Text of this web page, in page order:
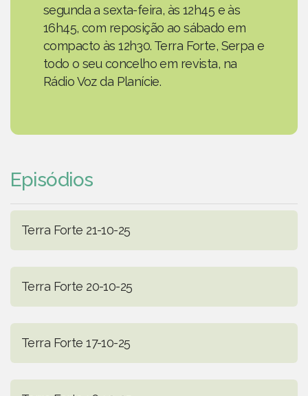
segunda a sexta-feira, às 12h45 e às
16h45, com reposição ao sábado em
compacto às 12h30. Terra Forte, Serpa e
todo o seu concelho em revista, na
Rádio Voz da Planície.
Episódios
Terra Forte 21-10-25
Terra Forte 20-10-25
Terra Forte 17-10-25